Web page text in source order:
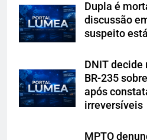
Dupla é
discussão
suspeito
DNIT
BR-235
após
irreversíveis
MPTO